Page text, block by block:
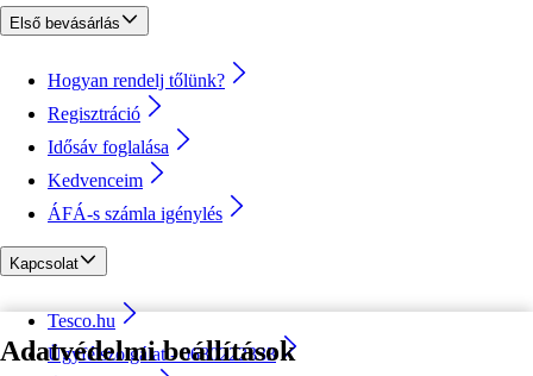
Adatvédelmi beállítások
Első bevásárlás
Hogyan rendelj tőlünk?
Regisztráció
Idősáv foglalása
Kedvenceim
ÁFÁ-s számla igénylés
Kapcsolat
Tesco.hu
Ügyfélszolgálat - 0680222333